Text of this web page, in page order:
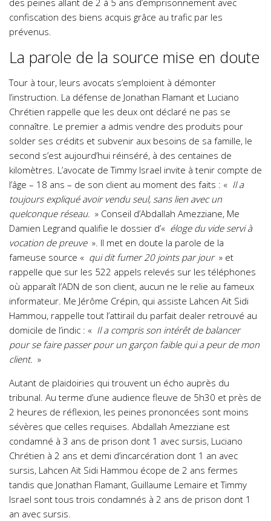
des peines allant de 2 à 5 ans d’emprisonnement avec
confiscation des biens acquis grâce au trafic par les
prévenus.
La parole de la source mise en doute
Tour à tour, leurs avocats s’emploient à démonter
l’instruction. La défense de Jonathan Flamant et Luciano
Chrétien rappelle que les deux ont déclaré ne pas se
connaître. Le premier a admis vendre des produits pour
solder ses crédits et subvenir aux besoins de sa famille, le
second s’est aujourd’hui réinséré, à des centaines de
kilomètres. L’avocate de Timmy Israel invite à tenir compte de
l’âge – 18 ans – de son client au moment des faits : « Il a
toujours expliqué avoir vendu seul, sans lien avec un
quelconque réseau. » Conseil d’Abdallah Amezziane, Me
Damien Legrand qualifie le dossier d’« éloge du vide servi à
vocation de preuve». Il met en doute la parole de la
fameuse source « qui dit fumer 20 joints par jour» et
rappelle que sur les 522 appels relevés sur les téléphones
où apparaît l’ADN de son client, aucun ne le relie au fameux
informateur. Me Jérôme Crépin, qui assiste Lahcen Aït Sidi
Hammou, rappelle tout l’attirail du parfait dealer retrouvé au
domicile de l’indic : « Il a compris son intérêt de balancer
pour se faire passer pour un garçon faible qui a peur de mon
client. »
Autant de plaidoiries qui trouvent un écho auprès du
tribunal. Au terme d’une audience fleuve de 5h30 et près de
2 heures de réflexion, les peines prononcées sont moins
sévères que celles requises. Abdallah Amezziane est
condamné à 3 ans de prison dont 1 avec sursis, Luciano
Chrétien à 2 ans et demi d’incarcération dont 1 an avec
sursis, Lahcen Aït Sidi Hammou écope de 2 ans fermes
tandis que Jonathan Flamant, Guillaume Lemaire et Timmy
Israel sont tous trois condamnés à 2 ans de prison dont 1
an avec sursis.